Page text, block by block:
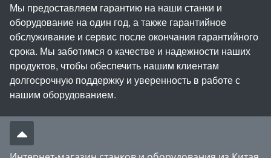
Мы предоставляем гарантию на наши станки и
оборудование на один год, а также гарантийное
обслуживание и сервис после окончания гарантийного
срока. Мы заботимся о качестве и надежности наших
продуктов, чтобы обеспечить нашим клиентам
долгосрочную поддержку и уверенность в работе с
нашим оборудованием.